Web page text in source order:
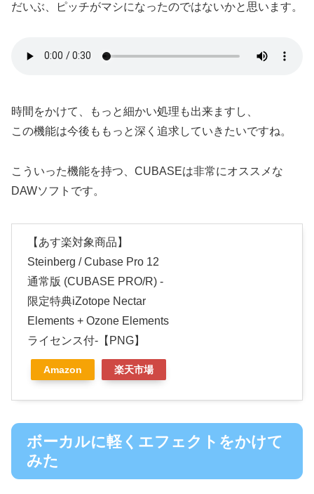
だいぶ、ピッチがマシになったのではないかと思います。
時間をかけて、もっと細かい処理も出来ますし、
この機能は今後ももっと深く追求していきたいですね。
こういった機能を持つ、CUBASEは非常にオススメな
DAWソフトです。
【あす楽対象商品】
Steinberg / Cubase Pro 12
通常版 (CUBASE PRO/R) -
限定特典iZotope Nectar
Elements + Ozone Elements
ライセンス付-【PNG】
Amazon 楽天市場
ボーカルに軽くエフェクトをかけて
みた